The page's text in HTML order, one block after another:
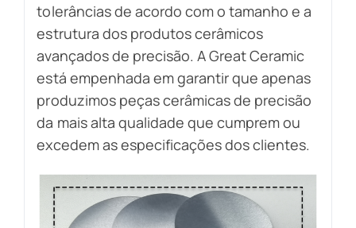
tolerâncias de acordo com o tamanho e a
estrutura dos produtos cerâmicos
avançados de precisão. A Great Ceramic
está empenhada em garantir que apenas
produzimos peças cerâmicas de precisão
da mais alta qualidade que cumprem ou
excedem as especificações dos clientes.